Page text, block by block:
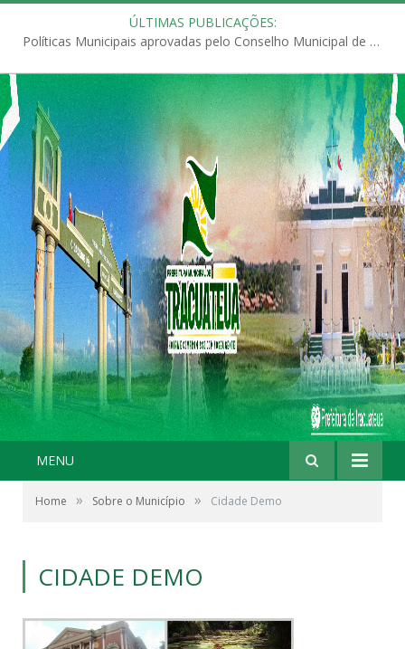
ÚLTIMAS PUBLICAÇÕES:
Políticas Municipais aprovadas pelo Conselho Municipal de Educação (CME)
MENU
Home » Sobre o Município » Cidade Demo
CIDADE DEMO